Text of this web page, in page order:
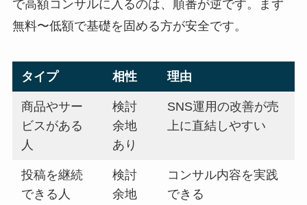
で高額コンサルに入るのは、順番が逆です。まず
無料〜低額で基礎を固める方が安全です。
タイプ 相性 理由
商品やサー
ビスがある
人
検討
余地
あり
SNS運用の改善が売
上に直結しやすい
投稿を継続
できる人
検討
余地
コンサル内容を実践
できる